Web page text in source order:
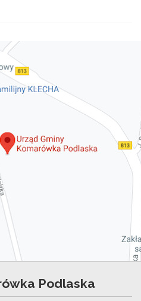
Podlaska